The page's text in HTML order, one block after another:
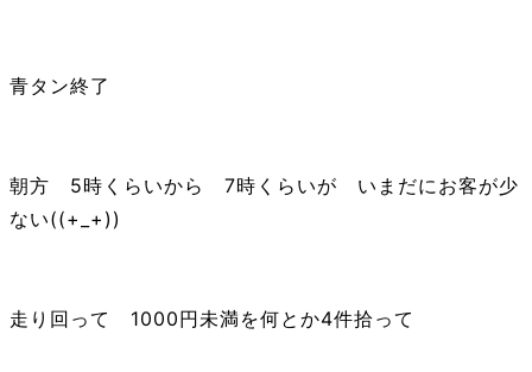
青タン終了
朝方 5時くらいから 7時くらいが いまだにお客が少
ない((+_+))
走り回って 1000円未満を何とか4件拾って